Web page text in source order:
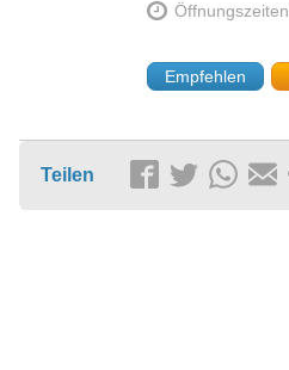
Öffnungszeiten
Empfehlen
Teilen